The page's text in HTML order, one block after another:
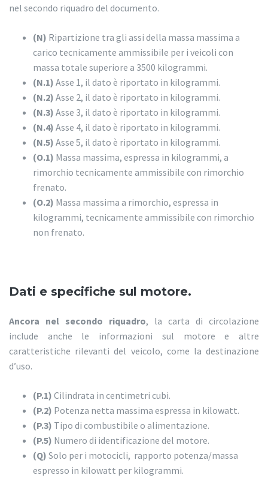
nel secondo riquadro del documento.
(N) Ripartizione tra gli assi della massa massima a
carico tecnicamente ammissibile per i veicoli con
massa totale superiore a 3500 kilogrammi.
(N.1) Asse 1, il dato è riportato in kilogrammi.
(N.2) Asse 2, il dato è riportato in kilogrammi.
(N.3) Asse 3, il dato è riportato in kilogrammi.
(N.4) Asse 4, il dato è riportato in kilogrammi.
(N.5) Asse 5, il dato è riportato in kilogrammi.
(O.1) Massa massima, espressa in kilogrammi, a
rimorchio tecnicamente ammissibile con rimorchio
frenato.
(O.2) Massa massima a rimorchio, espressa in
kilogrammi, tecnicamente ammissibile con rimorchio
non frenato.
Dati e specifiche sul motore.
Ancora nel secondo riquadro, la carta di circolazione
include anche le informazioni sul motore e altre
caratteristiche rilevanti del veicolo, come la destinazione
d’uso.
(P.1) Cilindrata in centimetri cubi.
(P.2) Potenza netta massima espressa in kilowatt.
(P.3) Tipo di combustibile o alimentazione.
(P.5) Numero di identificazione del motore.
(Q) Solo per i motocicli, rapporto potenza/massa
espresso in kilowatt per kilogrammi.